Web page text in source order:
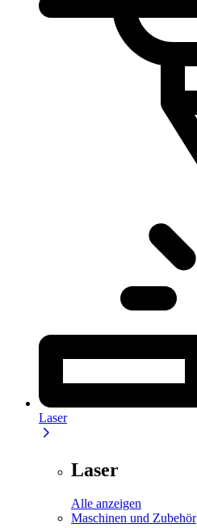
Laser
Laser
Alle anzeigen
Maschinen und Zubehör